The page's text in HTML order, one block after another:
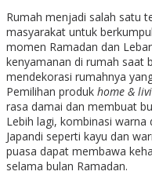
Rumah menjadi salah satu
masyarakat untuk
momen Ramadan dan
kenyamanan di rumah saat
mendekorasi rumahnya
Pemilihan produk home &
rasa damai dan membuat
Lebih lagi, kombinasi
Japandi seperti kayu dan
puasa dapat membawa
selama bulan Ramadan.